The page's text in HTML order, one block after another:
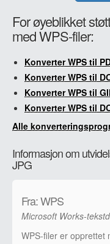
For øyeblikket
med WPS-filer:
Konverter WPS til
Konverter WPS til
Konverter WPS til
Konverter WPS til
Alle
Informasjon om
JPG
Fra: WPS
Microsoft Works-
WPS-filer er opprettet